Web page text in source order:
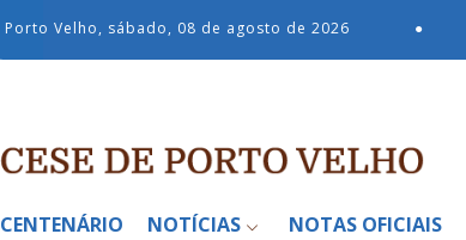
Porto Velho, sábado, 08 de agosto de 2026 ●
CENTENÁRIO NOTÍCIAS NOTAS OFICIAIS